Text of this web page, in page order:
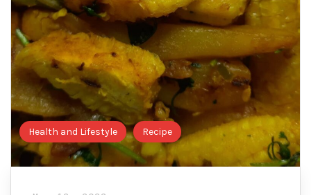
Health and Lifestyle Recipe